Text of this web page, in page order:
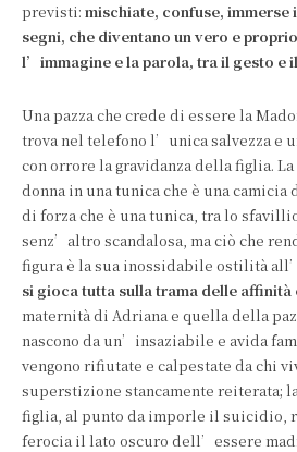
previsti: mischiate, confuse, immerse
segni, che diventano un vero e
l’immagine e la parola, tra il gesto e
Una pazza che crede di essere la
trova nel telefono l’unica salvezza e
con orrore la gravidanza della figlia.
donna in una tunica che è una camicia
di forza che è una tunica, tra lo
senz’altro scandalosa, ma ciò che
figura è la sua inossidabile ostilità
si gioca tutta sulla trama delle affinità
maternità di Adriana e quella della
nascono da un’insaziabile e avida
vengono rifiutate e calpestate da chi
superstizione stancamente reiterata;
figlia, al punto da imporle il suicidio,
ferocia il lato oscuro dell’essere